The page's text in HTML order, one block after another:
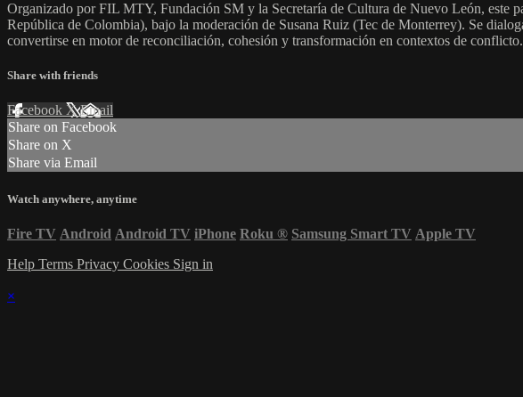
Organizado por FIL MTY, Fundación SM y la Secretaría de Cultura de Nuevo León, este
República de Colombia), bajo la moderación de Susana Ruiz (Tec de Monterrey). Se
convertirse en motor de reconciliación, cohesión y transformación en contextos de conflicto.
Share with friends
Facebook XEmail
Share on Facebook
Share on X
Share via Email
Watch anywhere, anytime
Fire TV Android Android TV iPhone Roku ® Samsung Smart TV Apple TV
Help Terms Privacy Cookies Sign in
×